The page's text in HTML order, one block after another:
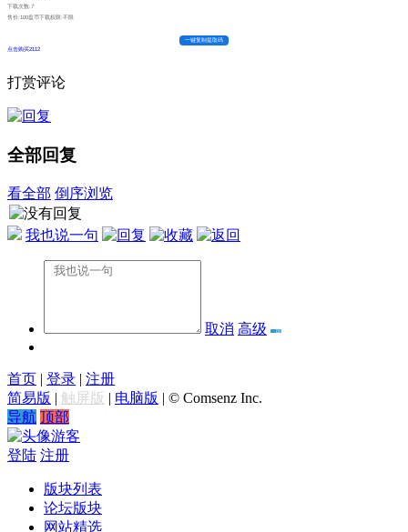
下载次数: 7
售价:100盘币下载权限:不限
一键复制提取码
点击购买2112
打赏评论
全部回复
看全部 倒序浏览
我也说一句
取消 高级
首页 | 登录 | 注册
简易版 | 触屏版 | 电脑版 | © Comsenz Inc.
导航 顶部
游客
登陆 注册
版块列表
论坛版块
网站精选